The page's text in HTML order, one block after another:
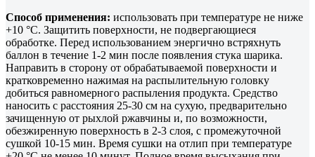
Способ применения: использовать при температуре не ниже
+10 °С. Защитить поверхности, не подвергающиеся
обработке. Перед использованием энергично встряхнуть
баллон в течение 1-2 мин после появления стука шарика.
Направить в сторону от обрабатываемой поверхности и
кратковременно нажимая на распылительную головку
добиться равномерного распыления продукта. Средство
наносить с расстояния 25-30 см на сухую, предварительно
зачищенную от рыхлой ржавчины и, по возможности,
обезжиренную поверхность в 2-3 слоя, с промежуточной
сушкой 10-15 мин. Время сушки на отлип при температуре